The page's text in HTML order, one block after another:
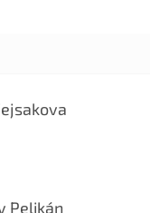
obchodu je 5 z 5 hvězdiček.
Pelikán